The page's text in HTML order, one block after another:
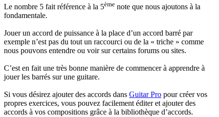
Le nombre 5 fait référence à la 5ème note que nous ajoutons à la
fondamentale.
Jouer un accord de puissance à la place d’un accord barré par
exemple n’est pas du tout un raccourci ou de la « triche » comme
nous pouvons entendre ou voir sur certains forums ou sites.
C’est en fait une très bonne manière de commencer à apprendre à
jouer les barrés sur une guitare.
Si vous désirez ajouter des accords dans Guitar Pro pour créer vos
propres exercices, vous pouvez facilement éditer et ajouter des
accords à vos compositions grâce à la bibliothèque d’accords.